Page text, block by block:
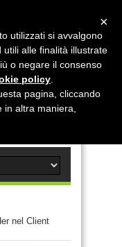
nel Client
×
utilizzati si avvalgono
alle finalità illustrate
o negare il consenso
policy
pagina, cliccando
altra maniera,